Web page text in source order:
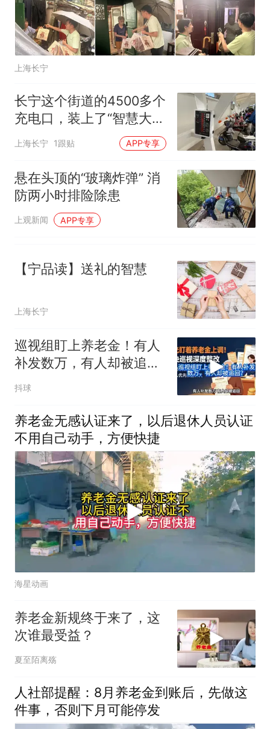
热 十多万人报名的考试，成绩
全部作废，公平么？
上海长宁
长宁这个街道的4500多个
充电口，装上了“智慧大
脑”
上海长宁 1跟贴 APP专享
悬在头顶的“玻璃炸弹” 消
防两小时排险除患
上观新闻 APP专享
【宁品读】送礼的智慧
上海长宁
巡视组盯上养老金！有人
补发数万，有人却被追
回？
抖球
养老金无感认证来了，以后退休人员认证
不用自己动手，方便快捷
海星动画
养老金新规终于来了，这
次谁最受益？
夏至陌离殇
人社部提醒：8月养老金到账后，先做这
件事，否则下月可能停发